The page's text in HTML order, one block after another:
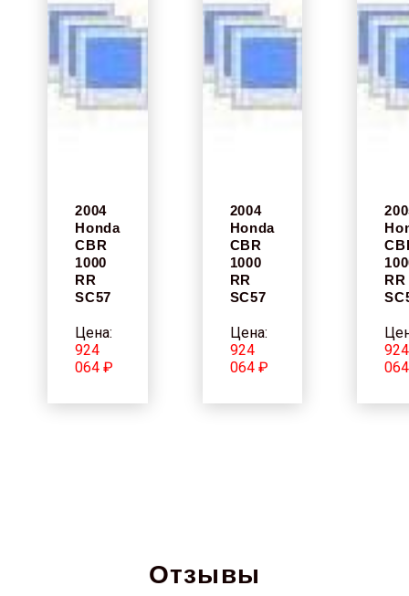
2004
Honda
CBR
1000
RR
SC57
Цена:
924
064 ₽
2004
Honda
CBR
1000
RR
SC57
Цена:
924
064 ₽
RR
924
Отзывы